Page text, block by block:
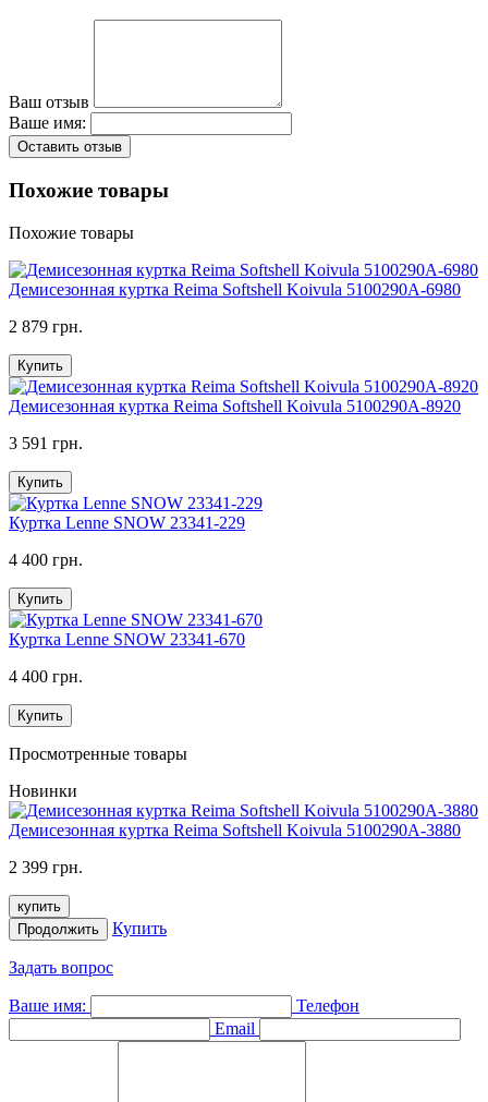
Ваш отзыв
Ваше имя:
Оставить отзыв
Похожие товары
Похожие товары
Демисезонная куртка Reima Softshell Koivula 5100290A-6980
2 879 грн.
Купить
Демисезонная куртка Reima Softshell Koivula 5100290A-8920
3 591 грн.
Купить
Куртка Lenne SNOW 23341-229
4 400 грн.
Купить
Куртка Lenne SNOW 23341-670
4 400 грн.
Купить
Просмотренные товары
Новинки
Демисезонная куртка Reima Softshell Koivula 5100290A-3880
2 399 грн.
купить
Продолжить
Купить
Задать вопрос
Ваше имя:
Телефон
Email